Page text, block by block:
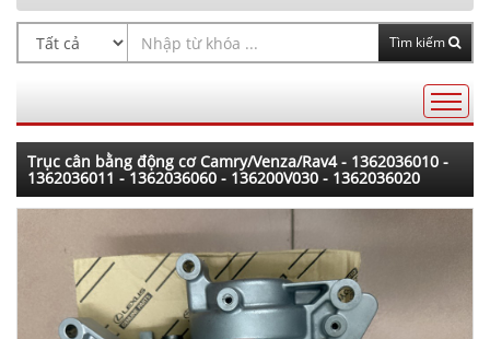
Tìm kiếm
AutoPart
Trục cân bằng động cơ Camry/Venza/Rav4 - 1362036010 -
1362036011 - 1362036060 - 136200V030 - 1362036020